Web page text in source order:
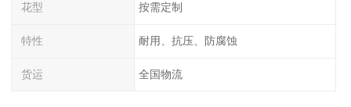
花型 按需定制
特性 耐用、抗压、防腐蚀
货运 全国物流